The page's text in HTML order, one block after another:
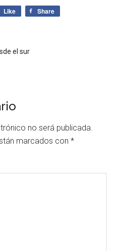
Like
Share
el sur
no será publicada.
marcados con*